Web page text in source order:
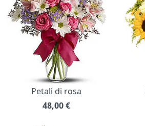
Petali di rosa
48,00€